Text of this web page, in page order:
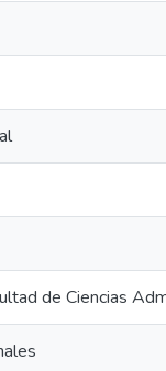
de Ciencias